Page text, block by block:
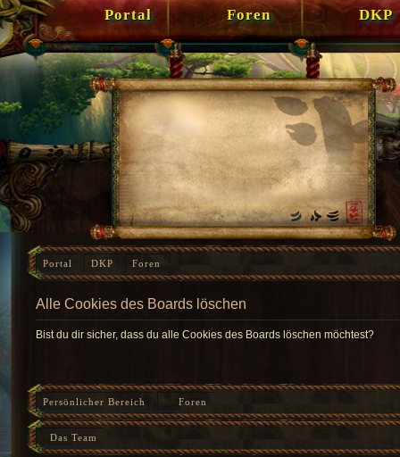
Portal Foren DKP
Portal DKP Foren
Alle Cookies des Boards löschen
Bist du dir sicher, dass du alle Cookies des Boards löschen möchtest?
Persönlicher Bereich Foren
Das Team